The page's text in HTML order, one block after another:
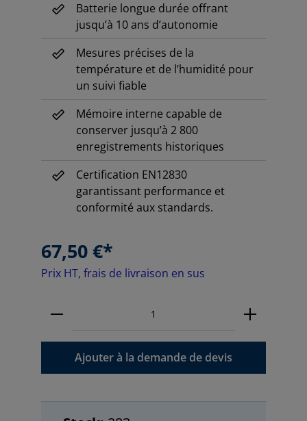
Batterie longue durée offrant
jusqu’à 10 ans d’autonomie
Mesures précises de la
température et de l’humidité pour
un suivi fiable
Mémoire interne capable de
conserver jusqu’à 2 800
enregistrements historiques
Certification EN12830
garantissant performance et
conformité aux standards.
67,50 €*
Prix HT, frais de livraison en sus
Ajouter à la demande de devis